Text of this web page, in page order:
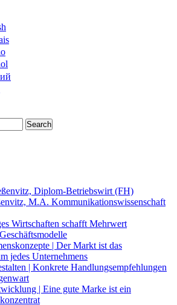
Diplom-Betriebswirt (FH)
M.A. Kommunikationswissenschaft
Wirtschaften schafft Mehrwert
| Der Markt ist das
jedes Unternehmens
| Konkrete Handlungsempfehlungen
| Eine gute Marke ist ein